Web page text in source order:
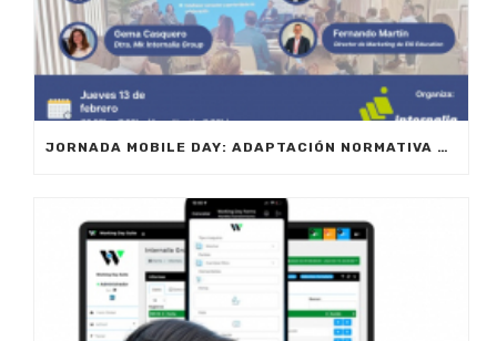
JORNADA MOBILE DAY: ADAPTACIÓN NORMATIVA 2025 – OPTIMIZA LA GESTIÓN DE EQUIPOS EN MOVILIDAD